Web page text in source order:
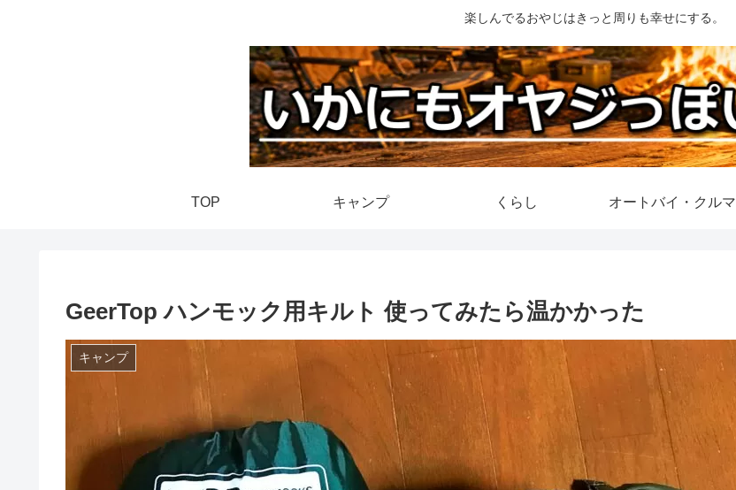
楽しんでるおやじはきっと周りも幸せにする。
TOP キャンプ くらし オートバイ・クルマ
GeerTop ハンモック用キルト 使ってみたら温かかった
キャンプ